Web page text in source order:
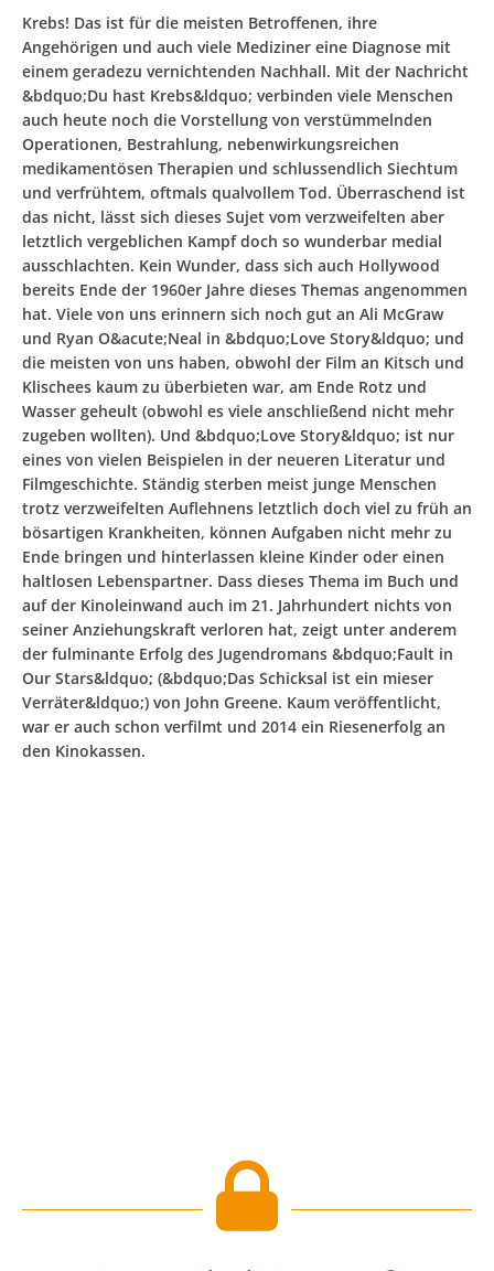
Krebs! Das ist für die meisten Betroffenen, ihre
Angehörigen und auch viele Mediziner eine Diagnose mit
einem geradezu vernichtenden Nachhall. Mit der Nachricht
&bdquo;Du hast Krebs&ldquo; verbinden viele Menschen
auch heute noch die Vorstellung von verstümmelnden
Operationen, Bestrahlung, nebenwirkungsreichen
medikamentösen Therapien und schlussendlich Siechtum
und verfrühtem, oftmals qualvollem Tod. Überraschend ist
das nicht, lässt sich dieses Sujet vom verzweifelten aber
letztlich vergeblichen Kampf doch so wunderbar medial
ausschlachten. Kein Wunder, dass sich auch Hollywood
bereits Ende der 1960er Jahre dieses Themas angenommen
hat. Viele von uns erinnern sich noch gut an Ali McGraw
und Ryan O&acute;Neal in &bdquo;Love Story&ldquo; und
die meisten von uns haben, obwohl der Film an Kitsch und
Klischees kaum zu überbieten war, am Ende Rotz und
Wasser geheult (obwohl es viele anschließend nicht mehr
zugeben wollten). Und &bdquo;Love Story&ldquo; ist nur
eines von vielen Beispielen in der neueren Literatur und
Filmgeschichte. Ständig sterben meist junge Menschen
trotz verzweifelten Auflehnens letztlich doch viel zu früh an
bösartigen Krankheiten, können Aufgaben nicht mehr zu
Ende bringen und hinterlassen kleine Kinder oder einen
haltlosen Lebenspartner. Dass dieses Thema im Buch und
auf der Kinoleinwand auch im 21. Jahrhundert nichts von
seiner Anziehungskraft verloren hat, zeigt unter anderem
der fulminante Erfolg des Jugendromans &bdquo;Fault in
Our Stars&ldquo; (&bdquo;Das Schicksal ist ein mieser
Verräter&ldquo;) von John Greene. Kaum veröffentlicht,
war er auch schon verfilmt und 2014 ein Riesenerfolg an
den Kinokassen.